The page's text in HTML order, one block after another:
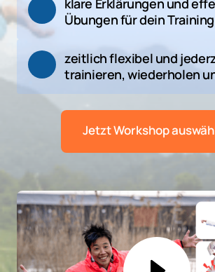
Übungen für dein Training
zeitlich flexibel und
trainieren, wiederholen
Jetzt Workshop